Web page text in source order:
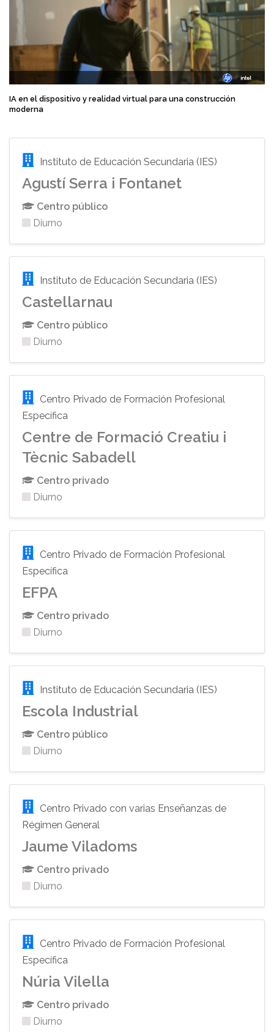
IA en el dispositivo y realidad virtual para una construcción
moderna
Instituto de Educación Secundaria (IES)
Agustí Serra i Fontanet
Centro público
Diurno
Instituto de Educación Secundaria (IES)
Castellarnau
Centro público
Diurno
Centro Privado de Formación Profesional
Específica
Centre de Formació Creatiu i
Tècnic Sabadell
Centro privado
Diurno
Centro Privado de Formación Profesional
Específica
EFPA
Centro privado
Diurno
Instituto de Educación Secundaria (IES)
Escola Industrial
Centro público
Diurno
Centro Privado con varias Enseñanzas de
Régimen General
Jaume Viladoms
Centro privado
Diurno
Centro Privado de Formación Profesional
Específica
Núria Vilella
Centro privado
Diurno